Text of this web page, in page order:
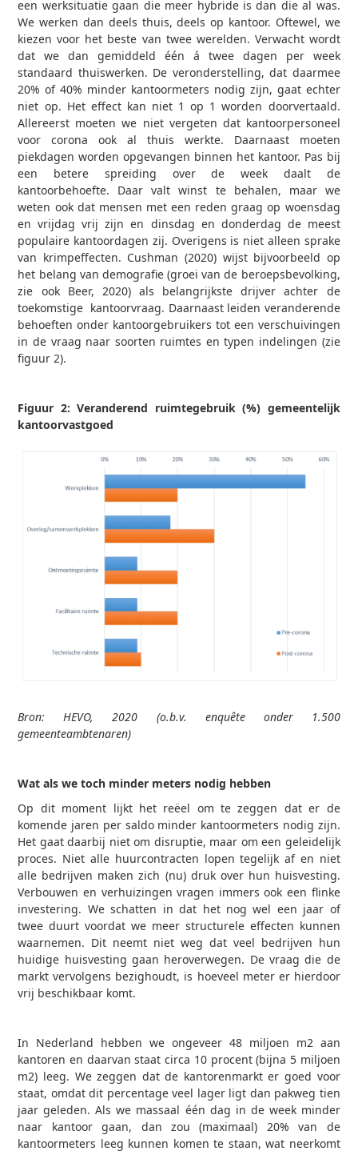
een werksituatie gaan die meer hybride is dan die al was.
We werken dan deels thuis, deels op kantoor. Oftewel, we
kiezen voor het beste van twee werelden. Verwacht wordt
dat we dan gemiddeld één á twee dagen per week
standaard thuiswerken. De veronderstelling, dat daarmee
20% of 40% minder kantoormeters nodig zijn, gaat echter
niet op. Het effect kan niet 1 op 1 worden doorvertaald.
Allereerst moeten we niet vergeten dat kantoorpersoneel
voor corona ook al thuis werkte. Daarnaast moeten
piekdagen worden opgevangen binnen het kantoor. Pas bij
een betere spreiding over de week daalt de
kantoorbehoefte. Daar valt winst te behalen, maar we
weten ook dat mensen met een reden graag op woensdag
en vrijdag vrij zijn en dinsdag en donderdag de meest
populaire kantoordagen zij. Overigens is niet alleen sprake
van krimpeffecten. Cushman (2020) wijst bijvoorbeeld op
het belang van demografie (groei van de beroepsbevolking,
zie ook Beer, 2020) als belangrijkste drijver achter de
toekomstige kantoorvraag. Daarnaast leiden veranderende
behoeften onder kantoorgebruikers tot een verschuivingen
in de vraag naar soorten ruimtes en typen indelingen (zie
figuur 2).
Figuur 2: Veranderend ruimtegebruik (%) gemeentelijk
kantoorvastgoed
Bron: HEVO, 2020 (o.b.v. enquête onder 1.500
gemeenteambtenaren)
Wat als we toch minder meters nodig hebben
Op dit moment lijkt het reëel om te zeggen dat er de
komende jaren per saldo minder kantoormeters nodig zijn.
Het gaat daarbij niet om disruptie, maar om een geleidelijk
proces. Niet alle huurcontracten lopen tegelijk af en niet
alle bedrijven maken zich (nu) druk over hun huisvesting.
Verbouwen en verhuizingen vragen immers ook een flinke
investering. We schatten in dat het nog wel een jaar of
twee duurt voordat we meer structurele effecten kunnen
waarnemen. Dit neemt niet weg dat veel bedrijven hun
huidige huisvesting gaan heroverwegen. De vraag die de
markt vervolgens bezighoudt, is hoeveel meter er hierdoor
vrij beschikbaar komt.
In Nederland hebben we ongeveer 48 miljoen m2 aan
kantoren en daarvan staat circa 10 procent (bijna 5 miljoen
m2) leeg. We zeggen dat de kantorenmarkt er goed voor
staat, omdat dit percentage veel lager ligt dan pakweg tien
jaar geleden. Als we massaal één dag in de week minder
naar kantoor gaan, dan zou (maximaal) 20% van de
kantoormeters leeg kunnen komen te staan, wat neerkomt